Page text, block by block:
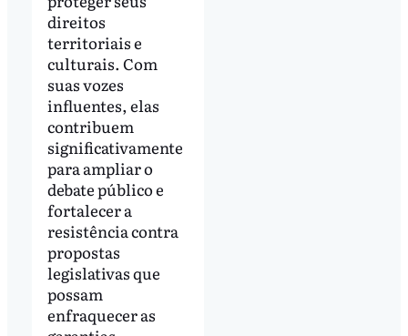
direitos
territoriais e
culturais. Com
suas vozes
influentes, elas
contribuem
significativamente
para ampliar o
debate público e
fortalecer a
resistência contra
propostas
legislativas que
possam
enfraquecer as